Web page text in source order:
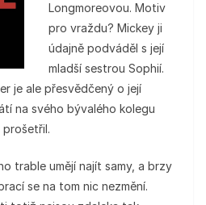
Longmoreovou. Motiv
pro vraždu? Mickey ji
údajně podváděl s její
mladší sestrou Sophií.
je ale přesvědčený o její
na svého bývalého kolegu
prošetřil.
trable umějí najít samy, a brzy
se na tom nic nezmění.